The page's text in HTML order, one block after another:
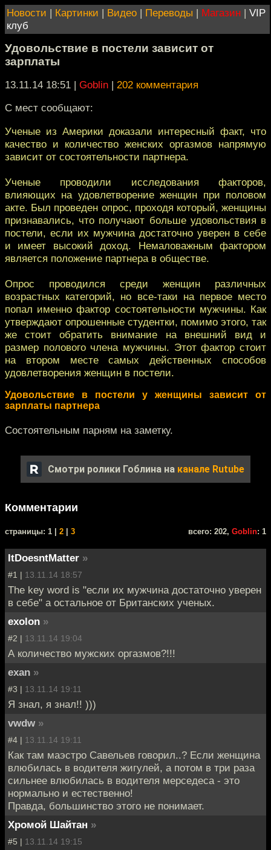
Новости | Картинки | Видео | Переводы | Магазин | VIP
клуб
Удовольствие в постели зависит от
зарплаты
13.11.14 18:51 | Goblin | 202 комментария
С мест сообщают:
Ученые из Америки доказали интересный факт, что
качество и количество женских оргазмов напрямую
зависит от состоятельности партнера.
Ученые проводили исследования факторов,
влияющих на удовлетворение женщин при половом
акте. Был проведен опрос, проходя который, женщины
признавались, что получают больше удовольствия в
постели, если их мужчина достаточно уверен в себе
и имеет высокий доход. Немаловажным фактором
является положение партнера в обществе.
Опрос проводился среди женщин различных
возрастных категорий, но все-таки на первое место
попал именно фактор состоятельности мужчины. Как
утверждают опрошенные студентки, помимо этого, так
же стоит обратить внимание на внешний вид и
размер полового члена мужчины. Этот фактор стоит
на втором месте самых действенных способов
удовлетворения женщин в постели.
Удовольствие в постели у женщины зависит от
зарплаты партнера
Состоятельным парням на заметку.
Смотри ролики Гоблина на канале Rutube
Комментарии
cтраницы: 1 | 2 3 всего: 202, Goblin: 1
ItDoesntMatter »
#1 | 13.11.14 18:57
The key word is "если их мужчина достаточно уверен
в себе" а остальное от Британских ученых.
exolon »
#2 | 13.11.14 19:04
А количество мужских оргазмов?!!!
exan »
#3 | 13.11.14 19:11
Я знал, я знал!! )))
vwdw »
#4 | 13.11.14 19:11
Как там маэстро Савельев говорил..? Если женщина
влюбилась в водителя жигулей, а потом в три раза
сильнее влюбилась в водителя мерседеса - это
нормально и естественно!
Правда, большинство этого не понимает.
Хромой Шайтан »
#5 | 13.11.14 19:15